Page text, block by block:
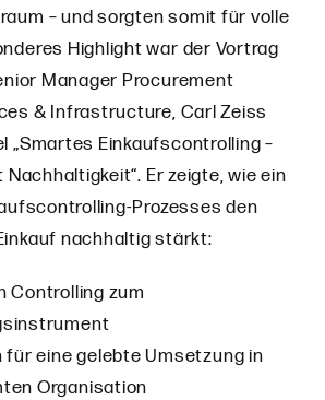
– und sorgten somit für volle
Highlight war der Vortrag
Manager Procurement
& Infrastructure, Carl Zeiss
„Smartes Einkaufscontrolling –
Er zeigte, wie ein
Prozesses den
nachhaltig stärkt:
Controlling zum
für eine gelebte Umsetzung in
Organisation